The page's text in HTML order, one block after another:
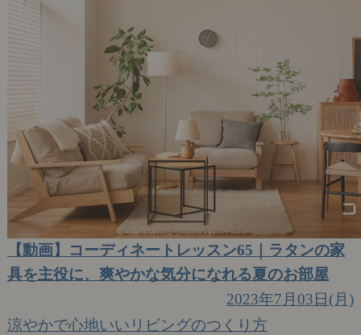
【動画】コーディネートレッスン65｜ラタンの家
具を主役に、爽やかな気分になれる夏のお部屋
2023年7月03日(月)
涼やかで心地いいリビングのつくり方